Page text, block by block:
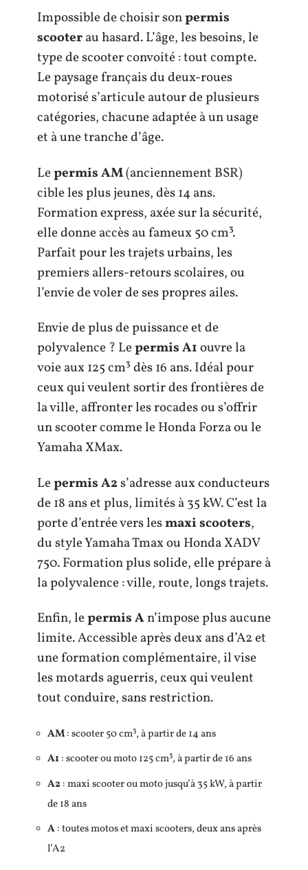
Impossible de choisir sonpermis
scooterau hasard. L’âge, les besoins, le
type de scooter convoité : tout compte.
Le paysage français du deux-roues
motorisé s’articule autour de plusieurs
catégories, chacune adaptée à un usage
et à une tranche d’âge.
Lepermis AM(anciennement BSR)
cible les plus jeunes, dès 14 ans.
Formation express, axée sur la sécurité,
elle donne accès au fameux 50 cm³.
Parfait pour les trajets urbains, les
premiers allers-retours scolaires, ou
l’envie de voler de ses propres ailes.
Envie de plus de puissance et de
polyvalence ? Lepermis A1ouvre la
voie aux 125 cm³ dès 16 ans. Idéal pour
ceux qui veulent sortir des frontières de
la ville, affronter les rocades ou s’offrir
un scooter comme le Honda Forza ou le
Yamaha XMax.
Lepermis A2s’adresse aux conducteurs
de 18 ans et plus, limités à 35 kW. C’est la
porte d’entrée vers lesmaxi scooters,
du style Yamaha Tmax ou Honda XADV
750. Formation plus solide, elle prépare à
la polyvalence : ville, route, longs trajets.
Enfin, lepermis An’impose plus aucune
limite. Accessible après deux ans d’A2 et
une formation complémentaire, il vise
les motards aguerris, ceux qui veulent
tout conduire, sans restriction.
AM: scooter 50 cm³, à partir de 14 ans
A1: scooter ou moto 125 cm³, à partir de 16 ans
A2 : maxi scooter ou moto jusqu’à 35 kW, à partir
de 18 ans
A: toutes motos et maxi scooters, deux ans après
l’A2